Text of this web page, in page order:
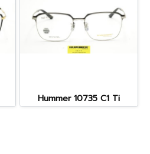
Hummer 10735 C1 Ti